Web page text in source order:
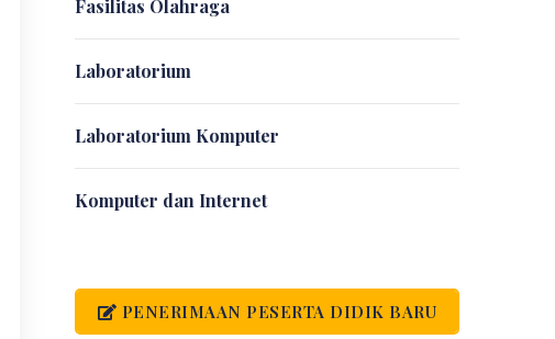
Fasilitas Olahraga
Laboratorium
Laboratorium Komputer
Komputer dan Internet
PENERIMAAN PESERTA DIDIK BARU